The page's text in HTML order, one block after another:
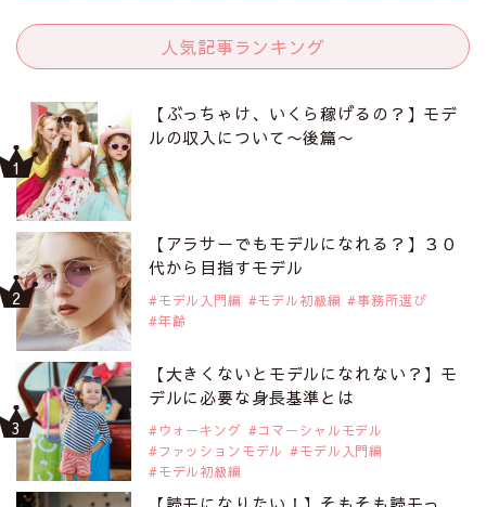
人気記事ランキング
【ぶっちゃけ、いくら稼げるの？】モデ
ルの収入について〜後篇〜
【アラサーでもモデルになれる？】３０
代から目指すモデル
モデル入門編 モデル初級編
事務所選び
年齢
【大きくないとモデルになれない？】モ
デルに必要な身長基準とは
ウォーキング
コマーシャルモデル
ファッションモデル
モデル入門編
モデル初級編